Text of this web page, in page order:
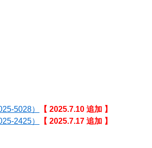
5028）
【 2025.7.10 追加 】
2425）
【 2025.7.17 追加 】